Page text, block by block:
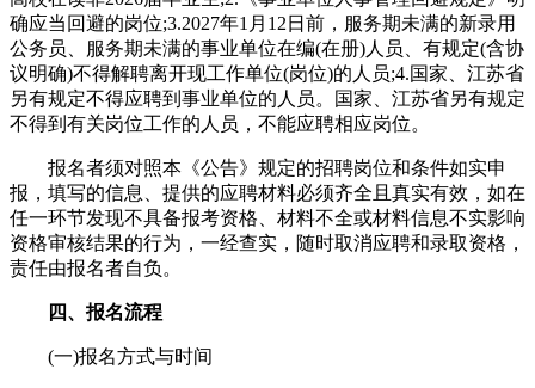
确应当回避的岗位;3.2027年1月12日前，服务期未满的新录用
公务员、服务期未满的事业单位在编(在册)人员、有规定(含协
议明确)不得解聘离开现工作单位(岗位)的人员;4.国家、江苏省
另有规定不得应聘到事业单位的人员。国家、江苏省另有规定
不得到有关岗位工作的人员，不能应聘相应岗位。
报名者须对照本《公告》规定的招聘岗位和条件如实申
报，填写的信息、提供的应聘材料必须齐全且真实有效，如在
任一环节发现不具备报考资格、材料不全或材料信息不实影响
资格审核结果的行为，一经查实，随时取消应聘和录取资格，
责任由报名者自负。
四、报名流程
(一)报名方式与时间